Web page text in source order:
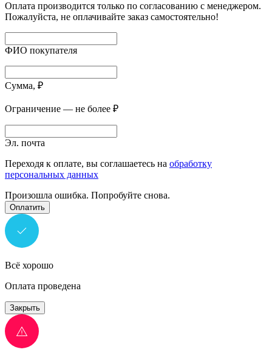
Оплата производится только по согласованию с менеджером.
Пожалуйста, не оплачивайте заказ самостоятельно!
ФИО покупателя
Сумма, ₽
Ограничение — не более ₽
Эл. почта
Переходя к оплате, вы соглашаетесь на обработку
персональных данных
Произошла ошибка. Попробуйте снова.
Оплатить
Всё хорошо
Оплата проведена
Закрыть